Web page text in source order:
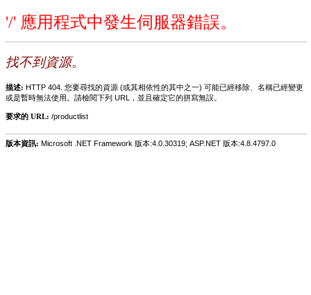
'/' 應用程式中發生伺服器錯誤。
找不到資源。
描述: HTTP 404. 您要尋找的資源 (或其相依性的其中之一) 可能已經移除、名稱已經變更
或是暫時無法使用。請檢閱下列 URL，並且確定它的拼寫無誤。
要求的 URL: /productlist
版本資訊: Microsoft .NET Framework 版本:4.0.30319; ASP.NET 版本:4.8.4797.0